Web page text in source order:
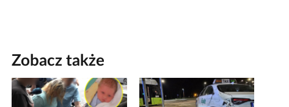
Zobacz także